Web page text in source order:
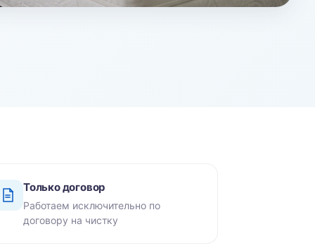
Только договор
Работаем исключительно по
договору на чистку